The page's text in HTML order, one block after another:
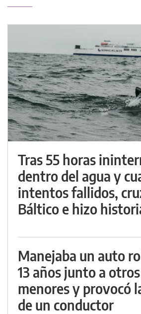
Tras 55 horas
dentro del agua y
intentos fallidos,
Báltico e hizo
Manejaba un auto
13 años junto a
menores y provocó
de un conductor